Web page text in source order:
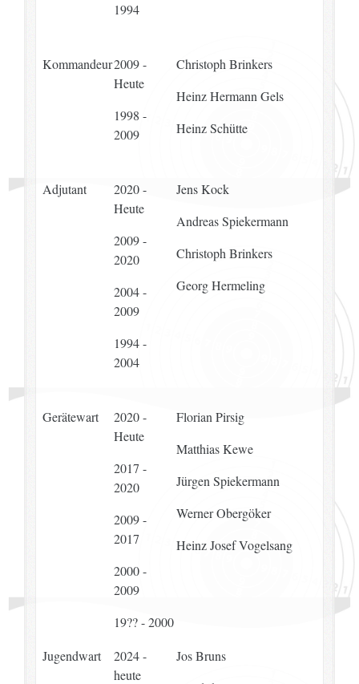
1994
Kommandeur2009 -
Heute
1998 -
2009
Christoph Brinkers
Heinz Hermann Gels
Heinz Schütte
Adjutant
2020 -
Heute
2009 -
2020
2004 -
2009
1994 -
2004
Jens Kock
Andreas Spiekermann
Christoph Brinkers
Georg Hermeling
Gerätewart
2020 -
Heute
2017 -
2020
2009 -
2017
2000 -
2009
19?? - 2000
Florian Pirsig
Matthias Kewe
Jürgen Spiekermann
Werner Obergöker
Heinz Josef Vogelsang
Jugendwart
2024 -
heute
Jos Bruns